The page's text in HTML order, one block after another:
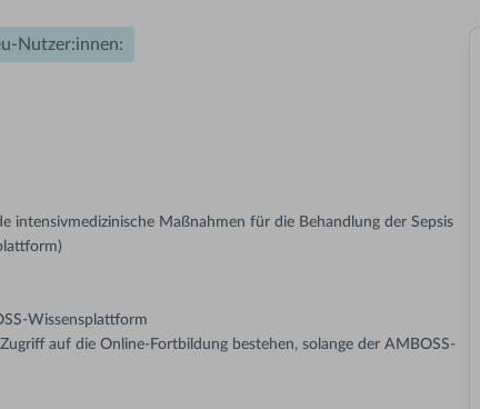
Nutzer:innen:
intensivmedizinische Maßnahmen für die Behandlung der Sepsis
Wissensplattform
auf die Online-Fortbildung bestehen, solange der AMBOSS-